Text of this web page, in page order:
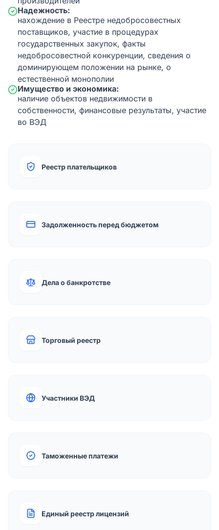
Надежность:
нахождение в Реестре недобросовестных
поставщиков, участие в процедурах
государственных закупок, факты
недобросовестной конкуренции, сведения о
доминирующем положении на рынке, о
естественной монополии
Имущество и экономика:
наличие объектов недвижимости в
собственности, финансовые результаты, участие
во ВЭД
Реестр плательщиков
Задолженность перед бюджетом
Дела о банкротстве
Торговый реестр
Участники ВЭД
Таможенные платежи
Единый реестр лицензий